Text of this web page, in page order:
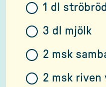
1 dl ströbröd
3 dl mjölk
2 msk
2 msk riven